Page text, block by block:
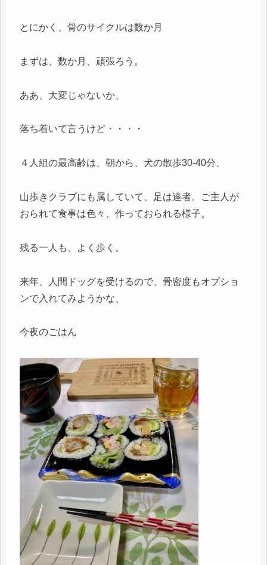
とにかく、骨のサイクルは数か月
まずは、数か月、頑張ろう。
ああ、大変じゃないか、
落ち着いて言うけど・・・・
４人組の最高齢は、朝から、犬の散歩30-40分、
山歩きクラブにも属していて、足は達者。ご主人が
おられて食事は色々、作っておられる様子。
残る一人も、よく歩く。
来年、人間ドッグを受けるので、骨密度もオプショ
ンで入れてみようかな、
今夜のごはん